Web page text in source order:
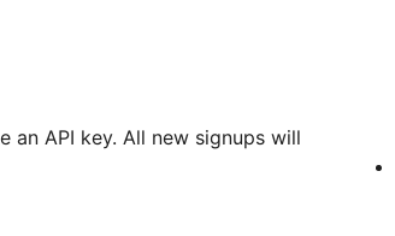
an API key. All new signups will